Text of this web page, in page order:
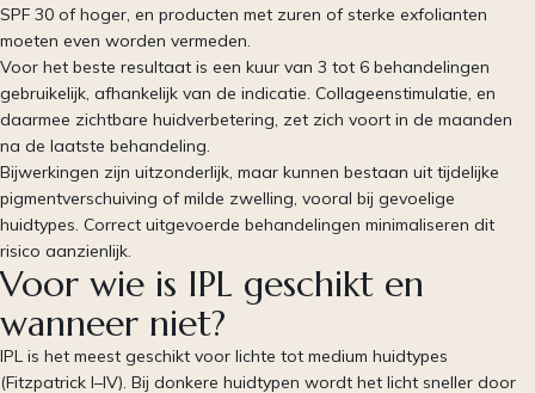
SPF 30 of hoger, en producten met zuren of sterke exfolianten
moeten even worden vermeden.
Voor het beste resultaat is een kuur van 3 tot 6 behandelingen
gebruikelijk, afhankelijk van de indicatie. Collageenstimulatie, en
daarmee zichtbare huidverbetering, zet zich voort in de maanden
na de laatste behandeling.
Bijwerkingen zijn uitzonderlijk, maar kunnen bestaan uit tijdelijke
pigmentverschuiving of milde zwelling, vooral bij gevoelige
huidtypes. Correct uitgevoerde behandelingen minimaliseren dit
risico aanzienlijk.
Voor wie is IPL geschikt en
wanneer niet?
IPL is het meest geschikt voor lichte tot medium huidtypes
(Fitzpatrick I–IV). Bij donkere huidtypen wordt het licht sneller door